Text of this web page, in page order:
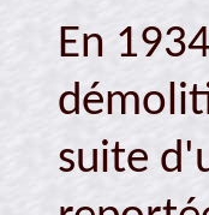
En
suite